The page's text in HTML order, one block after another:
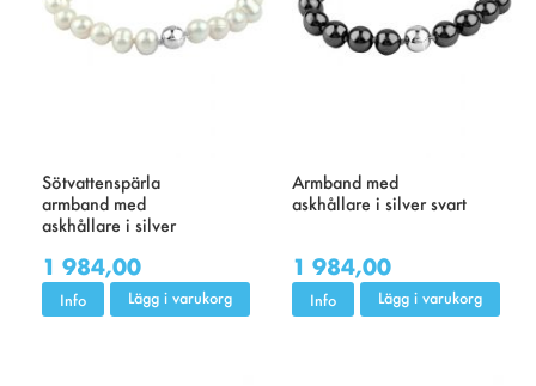
Sötvattenspärla
armband med
askhållare i silver
1 984,00
Info Lägg i varukorg
Armband med
askhållare i silver svart
1 984,00
Info Lägg i varukorg